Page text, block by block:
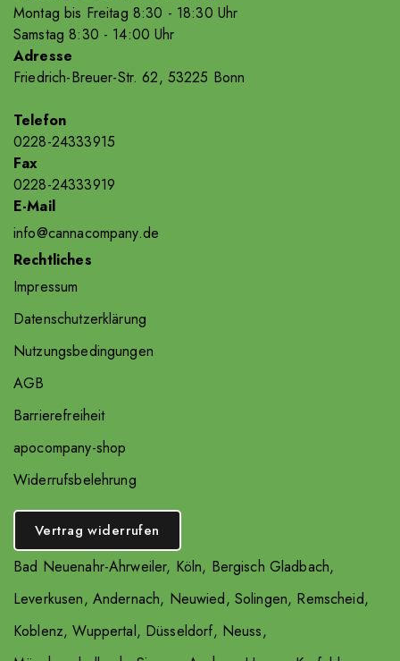
Montag bis Freitag 8:30 - 18:30 Uhr
Samstag 8:30 - 14:00 Uhr
Adresse
Friedrich-Breuer-Str. 62, 53225 Bonn
Telefon
0228-24333915
Fax
0228-24333919
E-Mail
info@cannacompany.de
Rechtliches
Impressum
Datenschutzerklärung
Nutzungsbedingungen
AGB
Barrierefreiheit
apocompany-shop
Widerrufsbelehrung
Vertrag widerrufen
Bad Neuenahr-Ahrweiler, Köln, Bergisch Gladbach,
Leverkusen, Andernach, Neuwied, Solingen, Remscheid,
Koblenz,Wuppertal, Düsseldorf, Neuss,